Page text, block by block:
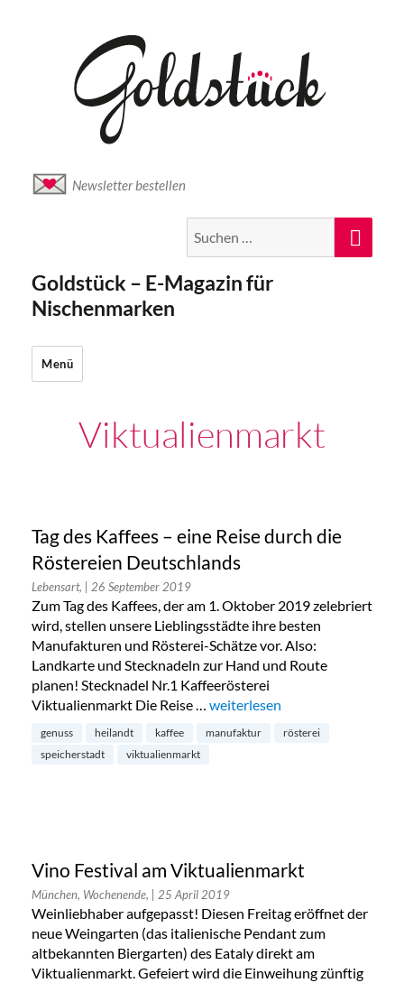
Newsletter bestellen
nach:
Goldstück – E-Magazin für
Nischenmarken
Menü
Viktualienmarkt
Tag des Kaffees – eine Reise durch die
Röstereien Deutschlands
Lebensart, | 26 September 2019
Zum Tag des Kaffees, der am 1. Oktober 2019 zelebriert
wird, stellen unsere Lieblingsstädte ihre besten
Manufakturen und Rösterei-Schätze vor. Also:
Landkarte und Stecknadeln zur Hand und Route
planen! Stecknadel Nr.1 Kaffeerösterei
Viktualienmarkt Die Reise … „Tag des Kaffees – eine Reise
weiterlesen
genuss heilandt kaffee manufaktur
rösterei
speicherstadt
viktualienmarkt
Vino Festival am Viktualienmarkt
München, Wochenende, | 25 April 2019
Weinliebhaber aufgepasst! Diesen Freitag eröffnet der
neue Weingarten (das italienische Pendant zum
altbekannten Biergarten) des Eataly direkt am
Viktualienmarkt. Gefeiert wird die Einweihung zünftig